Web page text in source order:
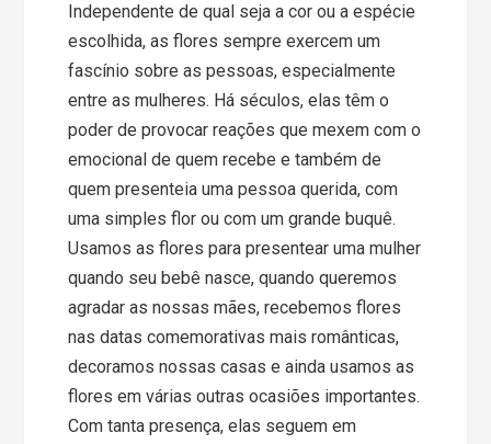
Independente de qual seja a cor ou a espécie
escolhida, as flores sempre exercem um
fascínio sobre as pessoas, especialmente
entre as mulheres. Há séculos, elas têm o
poder de provocar reações que mexem com o
emocional de quem recebe e também de
quem presenteia uma pessoa querida, com
uma simples flor ou com um grande buquê.
Usamos as flores para presentear uma mulher
quando seu bebê nasce, quando queremos
agradar as nossas mães, recebemos flores
nas datas comemorativas mais românticas,
decoramos nossas casas e ainda usamos as
flores em várias outras ocasiões importantes.
Com tanta presença, elas seguem em